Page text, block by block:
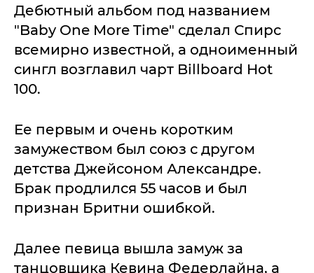
Дебютный альбом под названием
"Baby One More Time" сделал Спирс
всемирно известной, а одноименный
сингл возглавил чарт Billboard Hot
100.
Ее первым и очень коротким
замужеством был союз с другом
детства Джейсоном Александре.
Брак продлился 55 часов и был
признан Бритни ошибкой.
Далее певица вышла замуж за
танцовщика Кевина Федерлайна, а